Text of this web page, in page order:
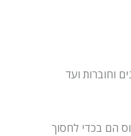
וחוברות ועד
הם בכדי לחסוך